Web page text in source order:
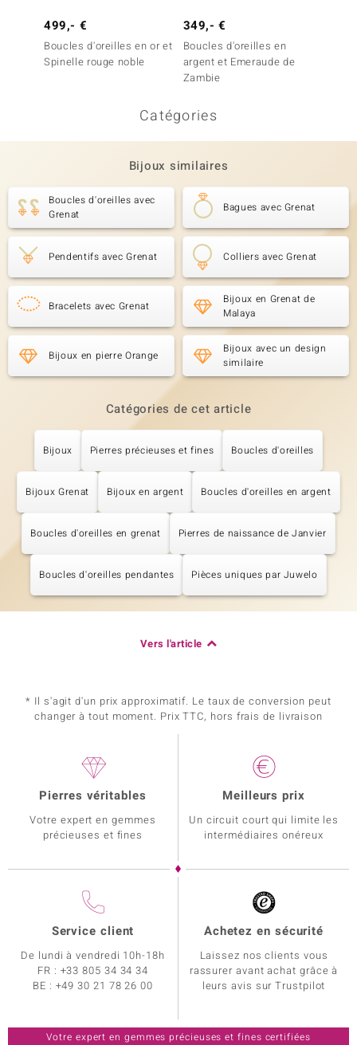
499,- €
Boucles d'oreilles en or et
Spinelle rouge noble
349,- €
Boucles d'oreilles en
argent et Emeraude de
Zambie
Catégories
Bijoux similaires
Boucles d'oreilles avec
Grenat
Bagues avec Grenat
Pendentifs avec Grenat Colliers avec Grenat
Bracelets avec Grenat
Bijoux en Grenat de
Malaya
Bijoux en pierre Orange
Bijoux avec un design
similaire
Catégories de cet article
Bijoux Pierres précieuses et fines Boucles d'oreilles
Bijoux Grenat Bijoux en argent Boucles d'oreilles en argent
Boucles d'oreilles en grenat Pierres de naissance de Janvier
Boucles d'oreilles pendantes Pièces uniques par Juwelo
Vers l'article
* Il s'agit d'un prix approximatif. Le taux de conversion peut
changer à tout moment. Prix TTC, hors frais de livraison
Pierres véritables
Votre expert en gemmes
précieuses et fines
Meilleurs prix
Un circuit court qui limite les
intermédiaires onéreux
Service client
De lundi à vendredi 10h-18h
FR : +33 805 34 34 34
BE : +49 30 21 78 26 00
Achetez en sécurité
Laissez nos clients vous
rassurer avant achat grâce à
leurs avis sur Trustpilot
Votre expert en gemmes précieuses et fines certifiées